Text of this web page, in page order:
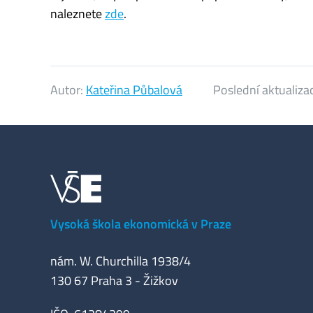
naleznetezde.
Autor: Kateřina Půbalová Poslední
Vysoká škola ekonomická v Praze
nám. W. Churchilla 1938/4
130 67 Praha 3 - Žižkov